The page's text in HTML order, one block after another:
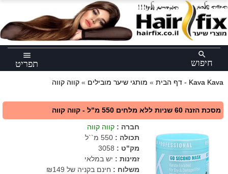
menu
תפריט
search
חיפוש
דף הבית » מותגי שיער מובילים » קווה קווה - Kava Kava
מסכת הזנה 60 שניות ללא מלחים 550 מ"ל - קווה קווה
חברה : קווה קווה
תכולה : 550 מ``ל
מק"ט :
3058
זמינות : יש במלאי
משלוח : חינם בקניה של ₪149
×